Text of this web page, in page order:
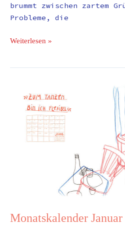
brummt zwischen zartem
Probleme, die
Weiterlesen »
Monatskalender Januar
Januar